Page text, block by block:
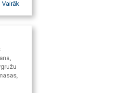
Vairāk